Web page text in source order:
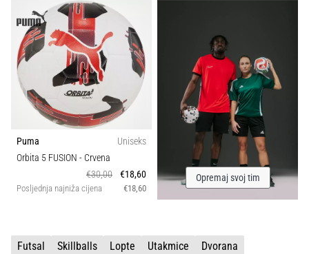
2025
službenim
dresovima
kopačkama
Nike,
PUMA.
dio
Puma
Uniseks
Orbita 5 FUSION - Crvena
€30,00
€18,60
Posljednja najniža cijena €18,60
Opremaj svoj tim
Futsal Skillballs Lopte Utakmice Dvorana